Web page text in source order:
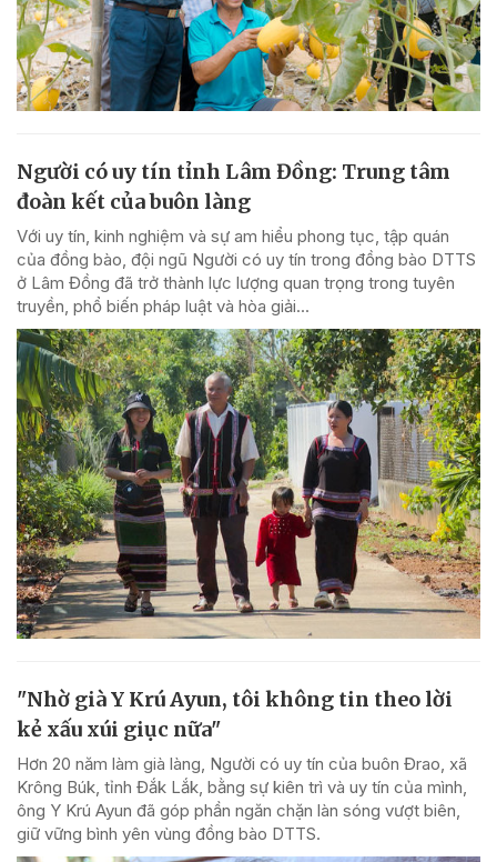
Người có uy tín tỉnh Lâm Đồng: Trung tâm
đoàn kết của buôn làng
Với uy tín, kinh nghiệm và sự am hiểu phong tục, tập quán
của đồng bào, đội ngũ Người có uy tín trong đồng bào DTTS
ở Lâm Đồng đã trở thành lực lượng quan trọng trong tuyên
truyền, phổ biến pháp luật và hòa giải...
"Nhờ già Y Krú Ayun, tôi không tin theo lời
kẻ xấu xúi giục nữa"
Hơn 20 năm làm già làng, Người có uy tín của buôn Đrao, xã
Krông Búk, tỉnh Đắk Lắk, bằng sự kiên trì và uy tín của mình,
ông Y Krú Ayun đã góp phần ngăn chặn làn sóng vượt biên,
giữ vững bình yên vùng đồng bào DTTS.